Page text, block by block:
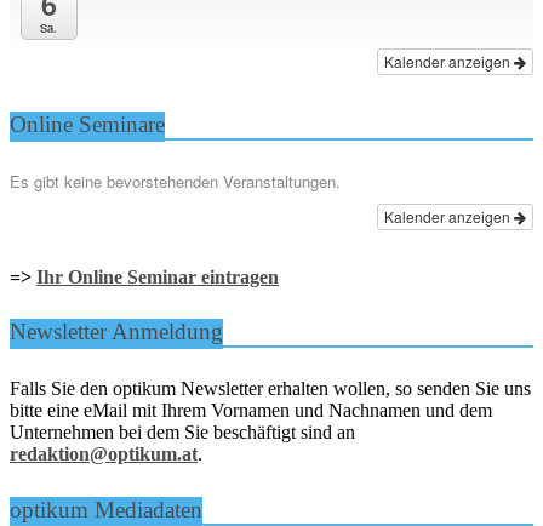
Sa.
Kalender anzeigen
Online Seminare
Es gibt keine bevorstehenden Veranstaltungen.
Kalender anzeigen
=> Ihr Online Seminar eintragen
Newsletter Anmeldung
Falls Sie den optikum Newsletter erhalten wollen, so senden Sie uns
bitte eine eMail mit Ihrem Vornamen und Nachnamen und dem
Unternehmen bei dem Sie beschäftigt sind an
redaktion@optikum.at.
optikum Mediadaten